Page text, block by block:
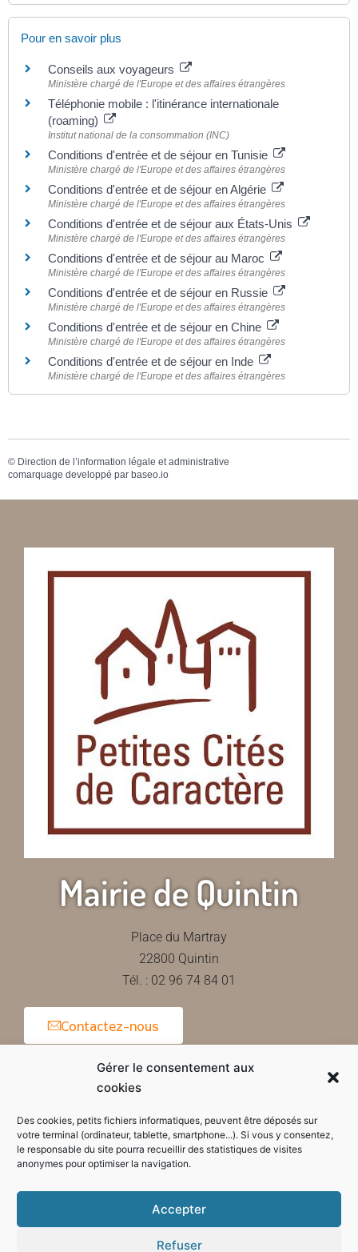
Gérer le consentement aux
cookies
Des cookies, petits fichiers informatiques, peuvent être déposés sur
votre terminal (ordinateur, tablette, smartphone...). Si vous y consentez,
le responsable du site pourra recueillir des statistiques de visites
anonymes pour optimiser la navigation.
Accepter
Refuser
Pour en savoir plus
Conseils aux voyageurs
Ministère chargé de l'Europe et des affaires étrangères
Téléphonie mobile : l'itinérance internationale
(roaming)
Institut national de la consommation (INC)
Conditions d'entrée et de séjour en Tunisie
Ministère chargé de l'Europe et des affaires étrangères
Conditions d'entrée et de séjour en Algérie
Ministère chargé de l'Europe et des affaires étrangères
Conditions d'entrée et de séjour aux États-Unis
Ministère chargé de l'Europe et des affaires étrangères
Conditions d'entrée et de séjour au Maroc
Ministère chargé de l'Europe et des affaires étrangères
Conditions d'entrée et de séjour en Russie
Ministère chargé de l'Europe et des affaires étrangères
Conditions d'entrée et de séjour en Chine
Ministère chargé de l'Europe et des affaires étrangères
Conditions d'entrée et de séjour en Inde
Ministère chargé de l'Europe et des affaires étrangères
© Direction de l’information légale et administrative
comarquage developpé par baseo.io
Mairie de Quintin
Place du Martray
22800 Quintin
Tél. : 02 96 74 84 01
Contactez-nous
Horaires d'ouverture de la mairie